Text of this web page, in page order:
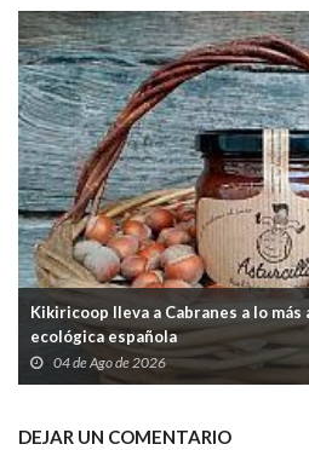
Kikiricoop lleva a Cabranes a lo
ecológica española
04 de Ago de 2026
DEJAR UN COMENTARIO